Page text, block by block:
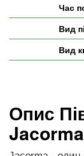
Час
Вид
Вид
Опис